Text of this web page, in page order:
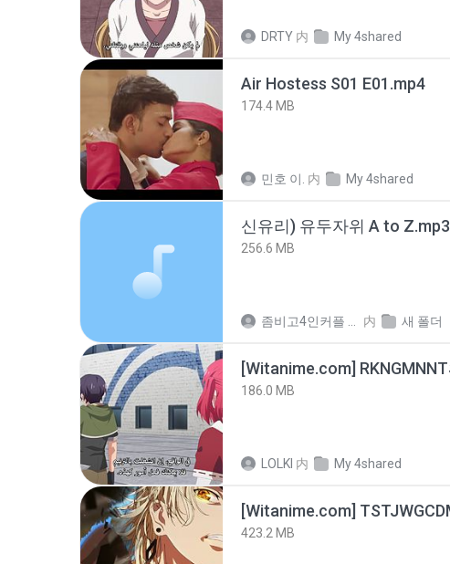
DRTY 内 My 4shared
Air Hostess S01 E01.mp4
174.4 MB
민호 이. 内 My 4shared
신유리) 유두자위 A to Z.mp3
256.6 MB
内 새 폴더
186.0 MB
LOLKI 内 My 4shared
423.2 MB